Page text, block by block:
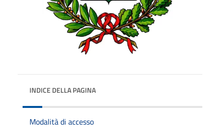
INDICE DELLA PAGINA
Modalità di accesso